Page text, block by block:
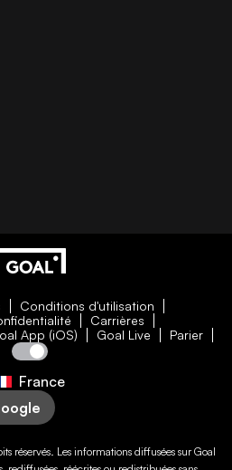
Conditions d'utilisation
Carrières
App (iOS) Goal Live Parier
France
réservés. Les informations diffusées surGoal